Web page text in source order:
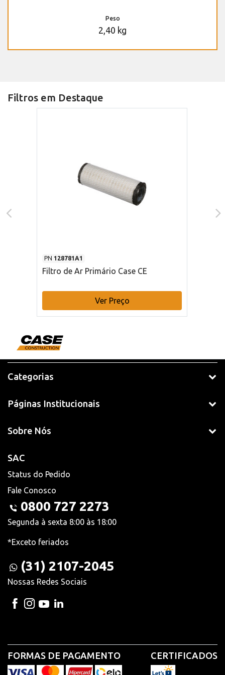
Peso
2,40 kg
Filtros em Destaque
PN 128781A1
Filtro de Ar Primário Case CE
Ver Preço
Categorias
Páginas Institucionais
Sobre Nós
SAC
Status do Pedido
Fale Conosco
0800 727 2273
Segunda à sexta 8:00 às 18:00
*Exceto feriados
(31) 2107-2045
Nossas Redes Sociais
FORMAS DE PAGAMENTO CERTIFICADOS